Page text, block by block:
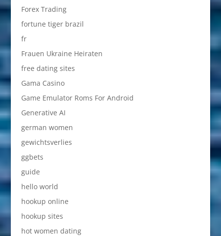
Forex Trading
fortune tiger brazil
fr
Frauen Ukraine Heiraten
free dating sites
Gama Casino
Game Emulator Roms For Android
Generative AI
german women
gewichtsverlies
ggbets
guide
hello world
hookup online
hookup sites
hot women dating